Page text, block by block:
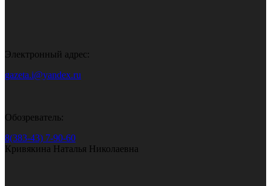
Электронный адрес:
gazeta.i@yandex.ru
Обозреватель:
8(383-43) 7-90-60
Кривякина Наталья Николаевна